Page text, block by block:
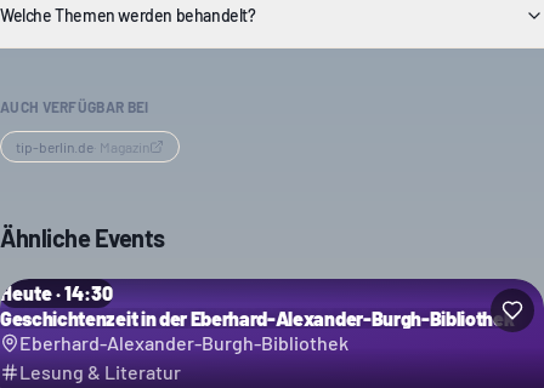
Welche Themen werden behandelt?
AUCH VERFÜGBAR BEI
tip-berlin.de Magazin
Ähnliche Events
Heute · 14:30
Geschichtenzeit in der Eberhard-Alexander-Burgh-Bibliothek
Eberhard-Alexander-Burgh-Bibliothek
Lesung & Literatur